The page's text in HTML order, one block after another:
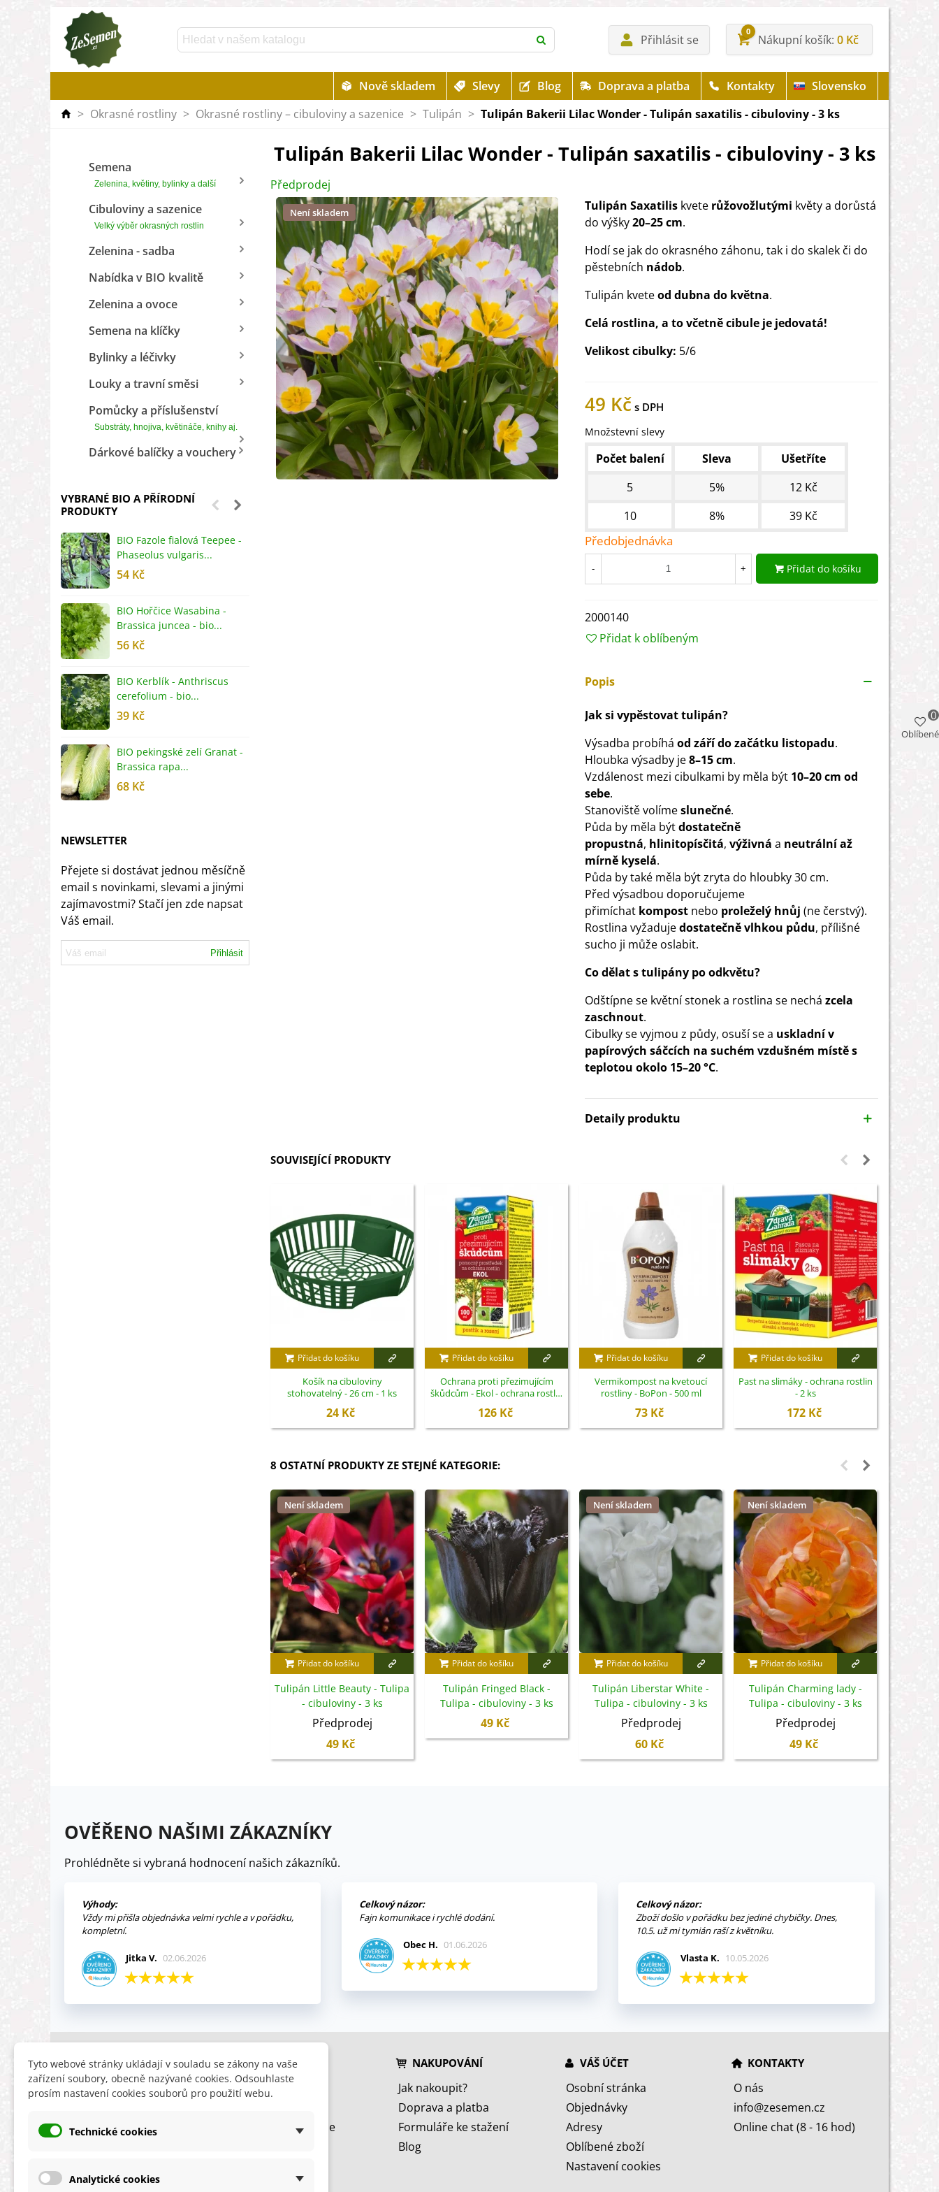
Přihlásit se
0
Nákupní košík 0 Kč
Nově skladem Slevy Blog Doprava a platba Kontakty
Slovensko
> Okrasné rostliny > Okrasné rostliny – cibuloviny a sazenice > Tulipán > Tulipán Bakerii Lilac Wonder - Tulipán saxatilis - cibuloviny - 3 ks
Semena
Zelenina, květiny, bylinky a další
Cibuloviny a sazenice
Velký výběr okrasných rostlin
Zelenina - sadba
Nabídka v BIO kvalitě
Zelenina a ovoce
Semena na klíčky
Bylinky a léčivky
Louky a travní směsi
Pomůcky a příslušenství
Substráty, hnojiva, květináče, knihy aj.
Dárkové balíčky a vouchery
VYBRANÉ BIO A PŘÍRODNÍ
PRODUKTY
BIO Fazole fialová Teepee -
Phaseolus vulgaris...
54 Kč
BIO Hořčice Wasabina -
Brassica juncea - bio...
56 Kč
BIO Kerblík - Anthriscus
cerefolium - bio...
39 Kč
BIO pekingské zelí Granat -
Brassica rapa...
68 Kč
NEWSLETTER
Přejete si dostávat jednou měsíčně
email s novinkami, slevami a jinými
zajímavostmi? Stačí jen zde napsat
Váš email.
Přihlásit
Tulipán Bakerii Lilac Wonder - Tulipán saxatilis - cibuloviny - 3 ks
Předprodej
Není skladem Tulipán Saxatilis kvete růžovožlutými květy a dorůstá
do výšky20–25 cm.
Hodí se jak do okrasného záhonu, tak i do skalek či do
pěstebních nádob.
Tulipán kveteod dubna do května.
Celá rostlina, a to včetně cibule je jedovatá!
Velikost cibulky: 5/6
49 Kč
Množstevní slevy
Počet balení Sleva
Ušetříte
5
5%
12 Kč
10
8% 39 Kč
Předobjednávka
- + Přidat do košíku
2000140
Přidat k oblíbeným
Popis
Jak si vypěstovat tulipán?
Výsadba probíhá od září dozačátku listopadu.
Hloubka výsadby je8–15 cm.
Vzdálenost mezi cibulkami by měla být 10–20 cm od
sebe.
Stanoviště volímeslunečné.
Půda by měla býtdostatečně
propustná, hlinitopísčitá, výživná a neutrální až
mírně kyselá.
Půda by také měla být zryta do hloubky 30 cm.
Před výsadbou doporučujeme
přimíchat kompost nebo proleželý hnůj (ne čerstvý).
Rostlina vyžadujedostatečně vlhkou půdu, přílišné
sucho ji může oslabit.
Co dělat s tulipány po odkvětu?
Odštípne se květní stonek a rostlina se nechá zcela
zaschnout.
Cibulky se vyjmou z půdy, osuší se a uskladní v
papírových sáčcích na suchém vzdušném místěs
teplotou okolo 15–20 °C.
Detaily produktu
SOUVISEJÍCÍ PRODUKTY
Přidat do košíku
Košík na cibuloviny
stohovatelný - 26 cm - 1 ks
24 Kč
Přidat do košíku
Ochrana proti přezimujícím
škůdcům - Ekol - ochrana rostlin
126 Kč
Přidat do košíku
Vermikompost na kvetoucí
rostliny - BoPon - 500 ml
73 Kč
Přidat do košíku
Past na slimáky - ochrana rostlin
- 2 ks
172 Kč
8 OSTATNÍ PRODUKTY ZE STEJNÉ KATEGORIE:
Není skladem
Přidat do košíku
Tulipán Little Beauty - Tulipa
- cibuloviny - 3 ks
Předprodej
49 Kč
Přidat do košíku
Tulipán Fringed Black -
Tulipa - cibuloviny - 3 ks
49 Kč
Není skladem
Přidat do košíku
Tulipán Liberstar White -
Tulipa - cibuloviny - 3 ks
Předprodej
60 Kč
Není skladem
Přidat do košíku
Tulipán Charming lady -
Tulipa - cibuloviny - 3 ks
Předprodej
49 Kč
OVĚŘENO NAŠIMI ZÁKAZNÍKY
Prohlédněte si vybraná hodnocení našich zákazníků.
Výhody:
Vždy mi přišla objednávka velmi rychle a v pořádku,
kompletní.
Jitka V. 02.06.2026
Celkový názor:
Fajn komunikace i rychlé dodání.
Obec H. 01.06.2026
Celkový názor:
Zboží došlo v pořádku bez jediné chybičky. Dnes,
10.5. už mi tymián raší z květníku.
Vlasta K. 10.05.2026
INFORMACE
Obchodní podmínky
Ochrana osobních údajů
HLEDÁTE
Slevy
Nyní doporučujeme
NAKUPOVÁNÍ
Jak nakoupit?
Doprava a platba
Formuláře ke stažení
Blog
VÁŠ ÚČET
Osobní stránka
Objednávky
Adresy
Oblíbené zboží
Nastavení cookies
KONTAKTY
O nás
info@zesemen.cz
Online chat (8 - 16 hod)
Oblíbené
0
Tyto webové stránky ukládají v souladu se zákony na vaše
zařízení soubory, obecně nazývané cookies. Odsouhlaste
prosím nastavení cookies souborů pro použití webu.
Technické cookies
Analytické cookies